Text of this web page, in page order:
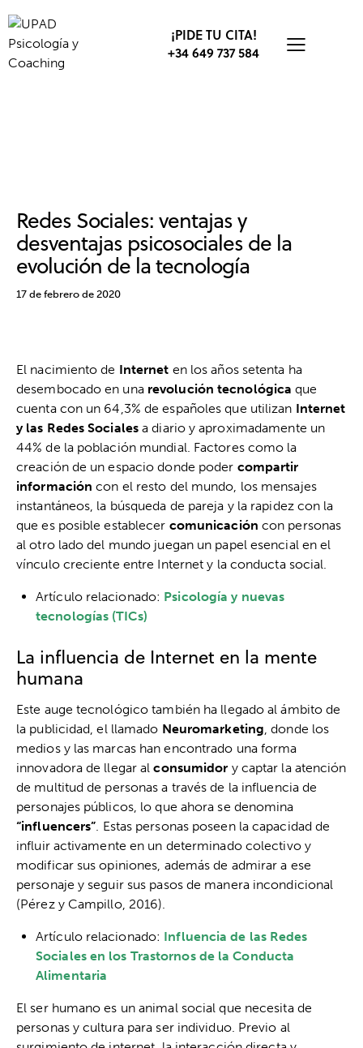
¡PIDE TU CITA!
+34 649 737 584
Redes Sociales: ventajas y
desventajas psicosociales de la
evolución de la tecnología
17 de febrero de 2020
El nacimiento de Internet en los años setenta ha
desembocado en una revolución tecnológica que
cuenta con un 64,3% de españoles que utilizan Internet
y las Redes Sociales a diario y aproximadamente un
44% de la población mundial. Factores como la
creación de un espacio donde poder compartir
información con el resto del mundo, los mensajes
instantáneos, la búsqueda de pareja y la rapidez con la
que es posible establecer comunicación con personas
al otro lado del mundo juegan un papel esencial en el
vínculo creciente entre Internet y la conducta social.
Artículo relacionado: Psicología y nuevas
tecnologías (TICs)
La influencia de Internet en la mente
humana
Este auge tecnológico también ha llegado al ámbito de
la publicidad, el llamado Neuromarketing, donde los
medios y las marcas han encontrado una forma
innovadora de llegar alconsumidor y captar la atención
de multitud de personas a través de la influencia de
personajes públicos, lo que ahora se denomina
“influencers”. Estas personas poseen la capacidad de
influir activamente en un determinado colectivo y
modificar sus opiniones, además de admirar a ese
personaje y seguir sus pasos de manera incondicional
(Pérez y Campillo, 2016).
Artículo relacionado: Influencia de las Redes
Sociales en los Trastornos de la Conducta
Alimentaria
El ser humano es un animal social que necesita de
personas y cultura para ser individuo. Previo al